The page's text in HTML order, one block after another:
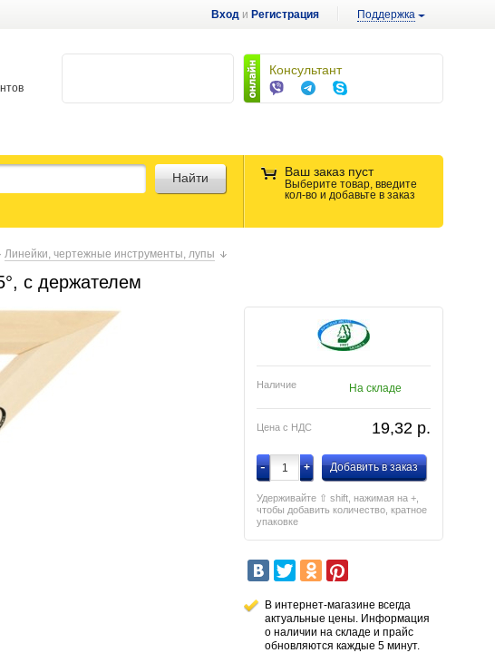
Вход и Регистрация Поддержка
Консультант
Ваш заказ пуст
Выберите товар, введите
кол-во и добавьте в заказ
Найти
Линейки, чертежные инструменты, лупы
с держателем
Наличие На складе
Цена с НДС 19,32 p.
- + Добавить в заказ
Удерживайте ⇧ shift, нажимая на +,
чтобы добавить количество, кратное
упаковке
В интернет-магазине всегда
актуальные цены. Информация
о наличии на складе и прайс
обновляются каждые 5 минут.